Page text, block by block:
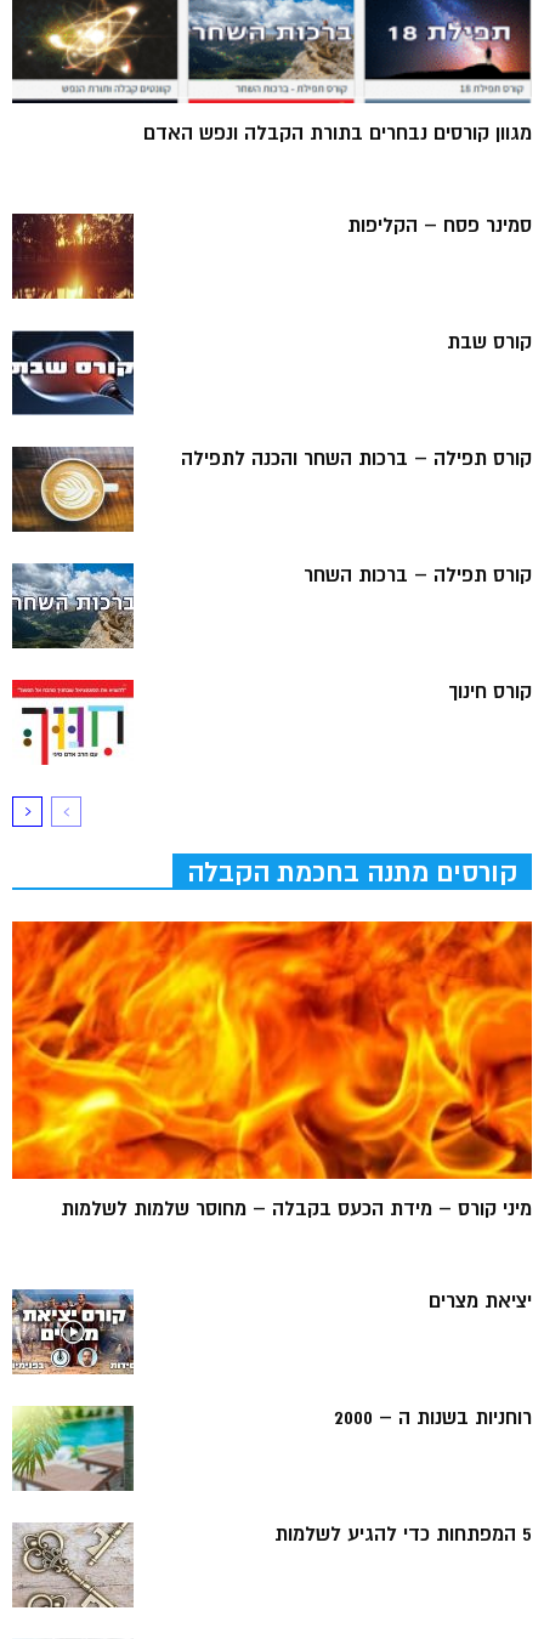
מגוון קורסים נבחרים בתורת הקבלה ונפש האדם
סמינר פסח – הקליפות
קורס שבת
קורס תפילה – ברכות השחר והכנה לתפילה
קורס תפילה – ברכות השחר
קורס חינוך
קורסים מתנה בחכמת הקבלה
מיני קורס – מידת הכעס בקבלה – מחוסר שלמות לשלמות
יציאת מצרים
רוחניות בשנות ה – 2000
5 המפתחות כדי להגיע לשלמות